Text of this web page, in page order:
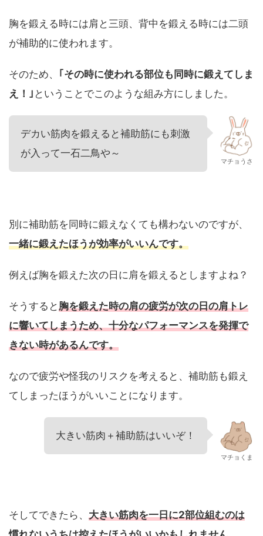
胸を鍛える時には肩と三頭、背中を鍛える時には二頭
が補助的に使われます。
そのため、 ｢その時に使われる部位も同時に鍛えてしま
え！｣ ということでこのような組み方にしました。
デカい筋肉を鍛えると補助筋にも刺激
が入って一石二鳥や～
マチョうさ
別に補助筋を同時に鍛えなくても構わないのですが、
一緒に鍛えたほうが効率がいいんです。
例えば胸を鍛えた次の日に肩を鍛えるとしますよね？
そうすると胸を鍛えた時の肩の疲労が次の日の肩トレ
に響いてしまうため、十分なパフォーマンスを発揮で
きない時があるんです。
なので疲労や怪我のリスクを考えると、補助筋も鍛え
てしまったほうがいいことになります。
大きい筋肉＋補助筋はいいぞ！
マチョくま
そしてできたら、 大きい筋肉を一日に2部位組むのは